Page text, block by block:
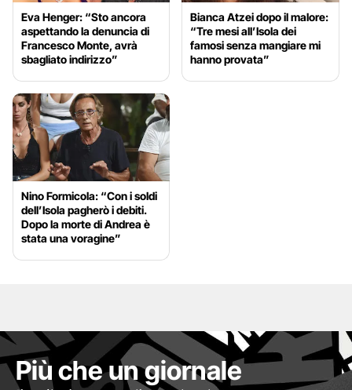
Eva Henger: “Sto ancora
aspettando la denuncia di
Francesco Monte, avrà
sbagliato indirizzo”
Bianca Atzei dopo il malore:
“Tre mesi all’Isola dei
famosi senza mangiare mi
hanno provata”
Nino Formicola: “Con i soldi
dell’Isola pagherò i debiti.
Dopo la morte di Andrea è
stata una voragine”
Più che un giornale